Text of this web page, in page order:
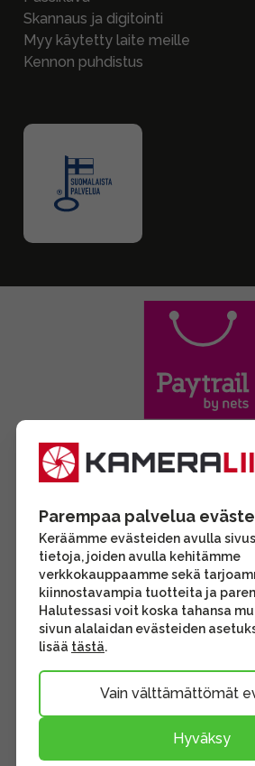
Skannaus ja digitointi
Myy käytetty laite meille
Kennon puhdistus
Parempaa palvelua
Keräämme evästeiden avulla
tietoja, joiden avulla kehitämme
verkkokauppaamme sekä
kiinnostavampia tuotteita ja
Halutessasi voit koska tahansa
sivun alalaidan evästeiden
lisää tästä.
Vain välttämättömät
Hyväksy